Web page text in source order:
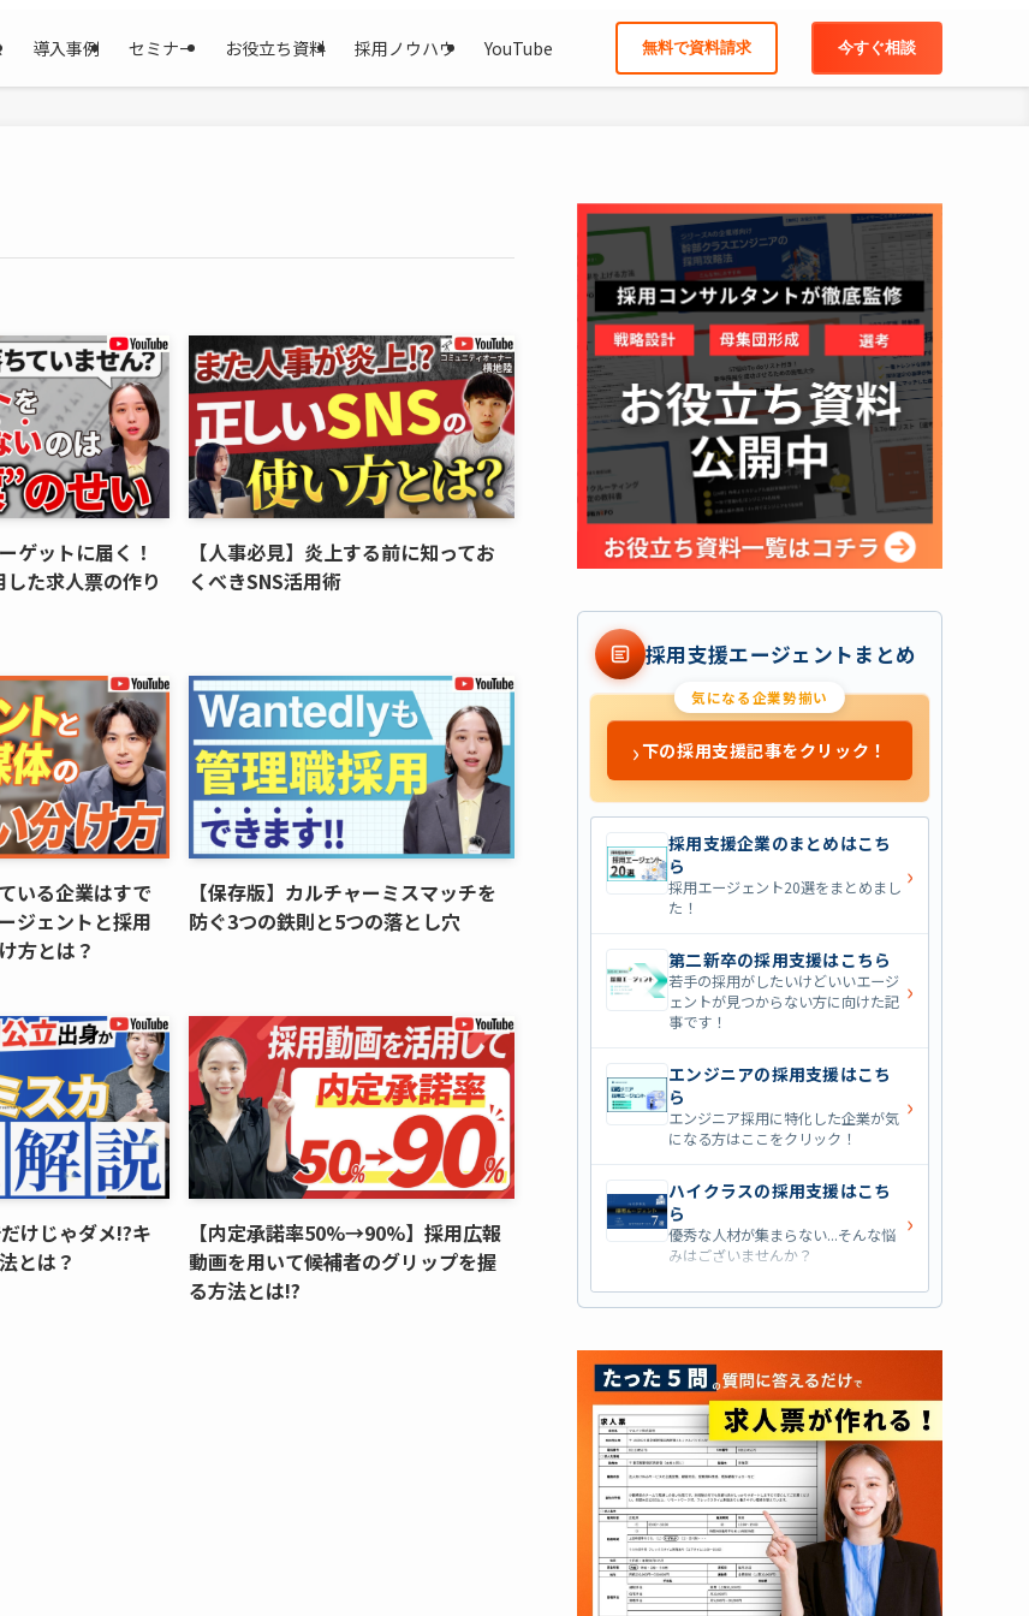
導入事例 セミナー お役立ち資料 採用ノウハウ YouTube 無料で資料請求 今すぐ相談
ゲットに届く！
た求人票の作り
【人事必見】炎上する前に知ってお
くべきSNS活用術
いる企業はすで
ジェントと採用
方とは？
【保存版】カルチャーミスマッチを
防ぐ3つの鉄則と5つの落とし穴
けじゃダメ!?キ
とは？
【内定承諾率50%→90%】採用広報
動画を用いて候補者のグリップを握
る方法とは!?
採用支援エージェントまとめ
気になる企業勢揃い
›下の採用支援記事をクリック！
採用支援企業のまとめはこち
ら
採用エージェント20選をまとめまし
た！
›
第二新卒の採用支援はこちら
若手の採用がしたいけどいいエージ
ェントが見つからない方に向けた記
事です！
›
エンジニアの採用支援はこち
ら
エンジニア採用に特化した企業が気
になる方はここをクリック！
›
ハイクラスの採用支援はこち
ら
優秀な人材が集まらない...そんな悩
みはございませんか？
›
営業職の採用支援はこちら
した企業を七つ集めました！
外資系の採用支援はこちら
外資系企業の採用支援を行っている
会社はこちらから！
›